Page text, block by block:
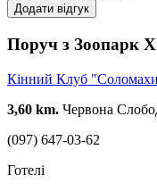
Інфраструктура
зорієнтована на дітей
декілька
тваринами проходило
У зоопарку можна
корм для будь-яких
годівнички.
можна погодувати з рук
Додати відгук
Поруч з Зоопарк
Кінний Клуб
3,60 km. Червона
(097) 647-03-62
Готелі